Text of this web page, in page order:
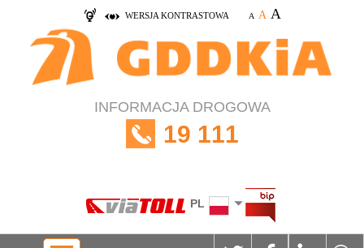
WERSJA KONTRASTOWA A A A
INFORMACJA DROGOWA
19 111
PL